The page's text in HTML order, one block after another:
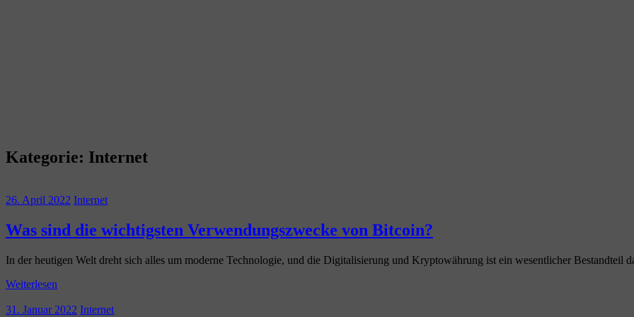
Kategorie: Internet
26. April 2022 Internet
Was sind die wichtigsten Verwendungszwecke von Bitcoin?
In der heutigen Welt dreht sich alles um moderne Technologie, und die Digitalisierung und Kryptowährung ist ein wesentlicher Bestandteil
Weiterlesen
31. Januar 2022 Internet